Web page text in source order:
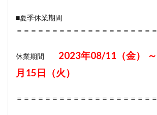
■夏季休業期間
＝＝＝＝＝＝＝＝＝＝＝＝＝＝＝＝＝＝＝
休業期間 2023年08/11（金）
月15日（火）
＝＝＝＝＝＝＝＝＝＝＝＝＝＝＝＝＝＝＝